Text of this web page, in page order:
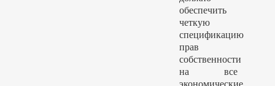
обеспечить
четкую
спецификацию
прав
собственности
на все